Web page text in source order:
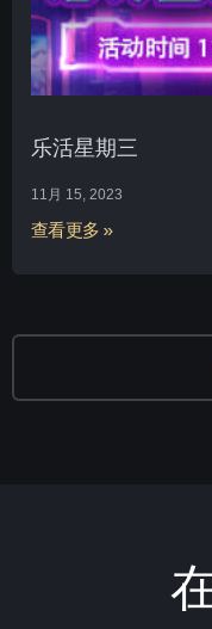
乐活星期三
11月 15, 2023
查看更多 »